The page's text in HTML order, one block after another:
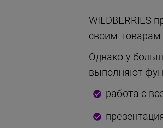
WILDBERRIES
своим товарам
Однако у
выполняют
работа с